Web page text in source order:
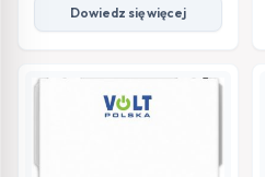
Dowiedz się więcej